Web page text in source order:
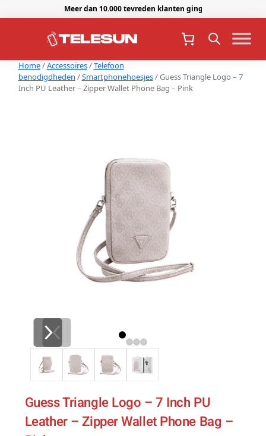
Meer dan 10.000 tevreden klanten gingen je voor.
Home/Accessoires/Telefoon
benodigdheden /Smartphonehoesjes/ Guess Triangle Logo – 7
Inch PU Leather – Zipper Wallet Phone Bag – Pink
Guess Triangle Logo – 7 Inch PU
Leather – Zipper Wallet Phone Bag –